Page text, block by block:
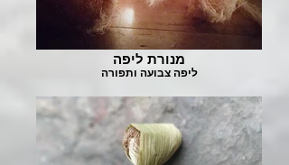
מנורת ליפה
ליפה צבועה ותפורה